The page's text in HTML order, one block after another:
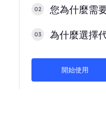
02 您為什麼需
03 為什麼選擇
開始使用